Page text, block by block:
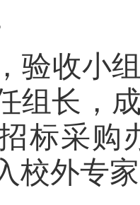
验收小
组长，
标采购
校外专